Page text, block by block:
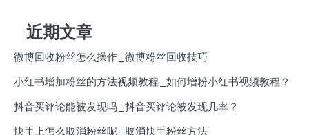
近期文章
微博回收粉丝怎么操作_微博粉丝回收技巧
小红书增加粉丝的方法视频教程_如何增粉小红书视频教程？
抖音买评论能被发现吗_抖音买评论被发现几率？
快手上怎么取消粉丝呢_取消快手粉丝方法